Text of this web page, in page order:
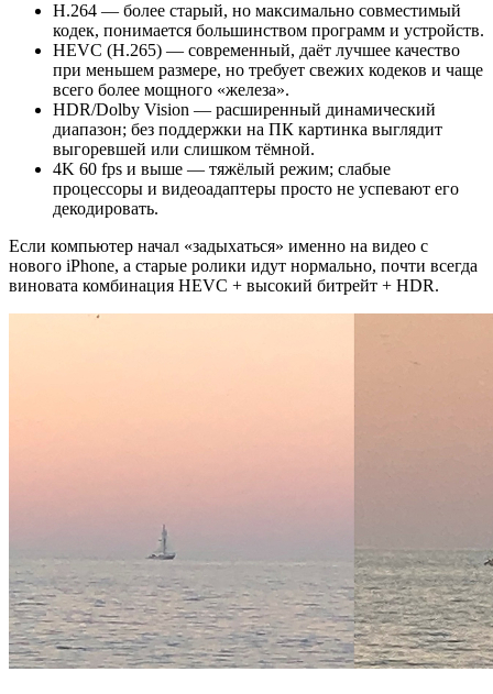
H.264 — более старый, но максимально совместимый
кодек, понимается большинством программ и устройств.
HEVC (H.265) — современный, даёт лучшее качество
при меньшем размере, но требует свежих кодеков и чаще
всего более мощного «железа».
HDR/Dolby Vision — расширенный динамический
диапазон; без поддержки на ПК картинка выглядит
выгоревшей или слишком тёмной.
4K 60 fps и выше — тяжёлый режим; слабые
процессоры и видеоадаптеры просто не успевают его
декодировать.
Если компьютер начал «задыхаться» именно на видео с
нового iPhone, а старые ролики идут нормально, почти всегда
виновата комбинация HEVC + высокий битрейт + HDR.